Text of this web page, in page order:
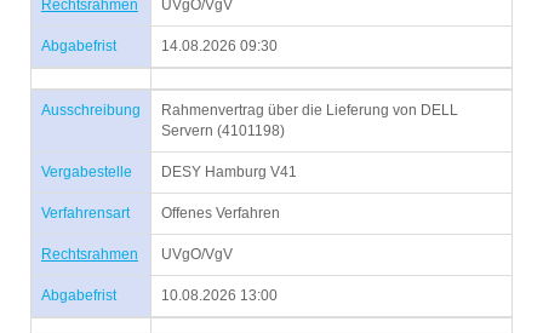
Rechtsrahmen UVgO/VgV
Abgabefrist 14.08.2026 09:30
Ausschreibung
Rahmenvertrag über die Lieferung von DELL
Servern (4101198)
Vergabestelle DESY Hamburg V41
Verfahrensart Offenes Verfahren
Rechtsrahmen UVgO/VgV
Abgabefrist 10.08.2026 13:00